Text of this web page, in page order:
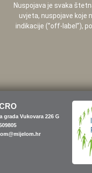
Nuspojava je svaka
uvjeta, nuspojave koje
indikacije (”off-label”),
grada Vukovara 226 G